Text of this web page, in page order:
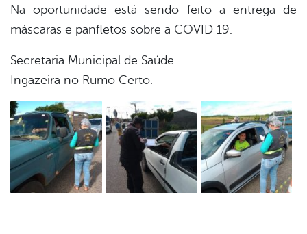
Na oportunidade está sendo feito a entrega de
máscaras e panfletos sobre a COVID 19.
Secretaria Municipal de Saúde.
Ingazeira no Rumo Certo.